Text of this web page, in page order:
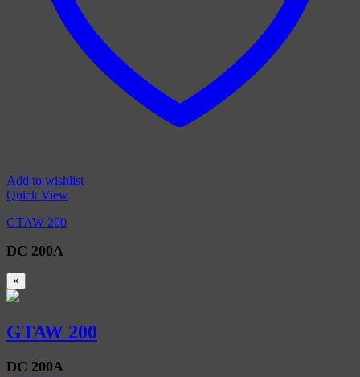
Add to wishlist
Quick View
GTAW 200
DC 200A
×
GTAW 200
DC 200A